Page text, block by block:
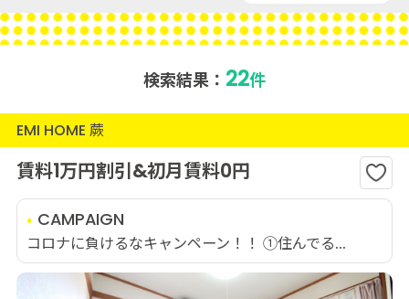
検索結果： 22件
EMI HOME 蕨
賃料1万円割引&初月賃料0円
CAMPAIGN
コロナに負けるなキャンペーン！！ ①住んでる...